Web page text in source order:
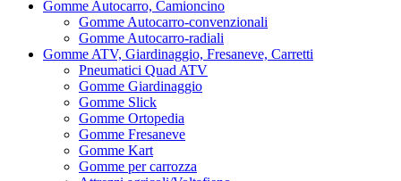
Gomme Autocarro, Camioncino
Gomme Autocarro-convenzionali
Gomme Autocarro-radiali
Gomme ATV, Giardinaggio, Fresaneve, Carretti
Pneumatici Quad ATV
Gomme Giardinaggio
Gomme Slick
Gomme Ortopedia
Gomme Fresaneve
Gomme Kart
Gomme per carrozza